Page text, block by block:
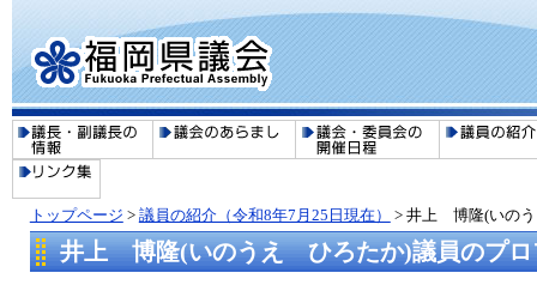
トップページ > 議員の紹介（令和8年7月25日現在） > 井上 博隆(いの
井上 博隆(いのうえ ひろたか)議員のプロ